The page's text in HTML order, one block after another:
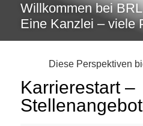
Willkommen bei BRL
Eine Kanzlei – viele
Diese Perspektiven
Karrierestart –